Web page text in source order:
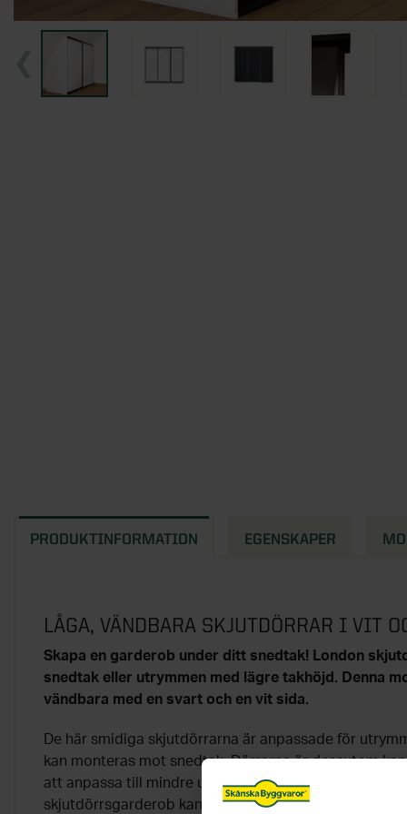
PRODUKTINFORMATION EGENSKAPER
LÅGA, VÄNDBARA SKJUTDÖRRAR I VIT
Skapa en garderob under ditt snedtak! London
snedtak eller utrymmen med lägre takhöjd. Denna
vändbara med en svart och en vit sida.
De här smidiga skjutdörrarna är anpassade för
kan monteras mot snedtak. Dörrarna är dessutom
att anpassa till mindre utrymmen med stora
skjutdörrsgarderob kan du optimera förvaringen i